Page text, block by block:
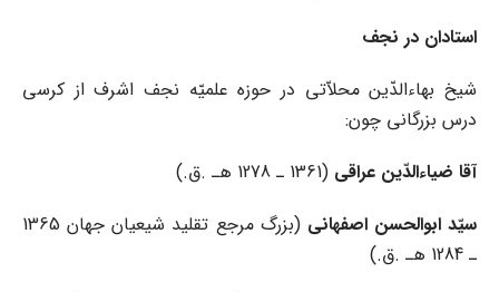
استادان در نجف
شیخ بهاءالدّین محلاّتى در حوزه علمیّه نجف اشرف از کرسى
درس بزرگانى چون:
آقا ضیاءالدّین عراقى (1361 ـ 1278 هـ .ق.)
سیّد ابوالحسن اصفهانى
(بزرگ مرجع تقلید شیعیان جهان 1365
ـ 1284 هـ .ق.)